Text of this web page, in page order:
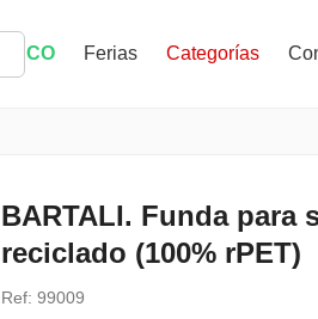
ECO Ferias Categorías
BARTALI. Funda para
reciclado (100% rPET)
Ref: 99009